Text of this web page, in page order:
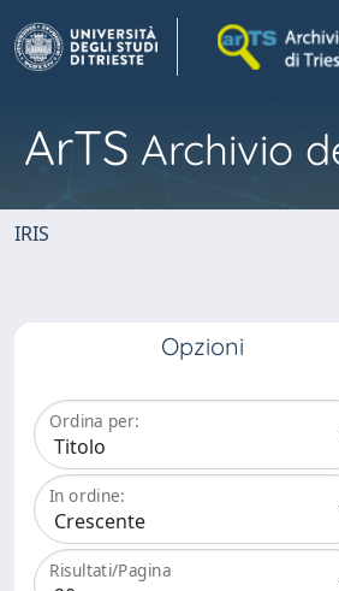
ArTS Archivio
IRIS
Opzioni
Ordina per:
In ordine:
Risultati/Pagina